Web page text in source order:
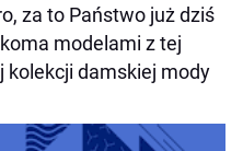
za to Państwo już dziś
modelami z tej
kolekcji damskiej mody